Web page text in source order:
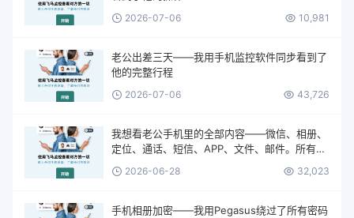
2026-07-06 10,981
老公出差三天——我用手机监控软件同步看到了
他的完整行程
2026-07-06 43,726
我想看老公手机里的全部内容——微信、相册、
定位、通话、短信、APP、文件、邮件。所有的
2026-06-28 32,023
手机相册加密——我用Pegasus绕过了所有密码